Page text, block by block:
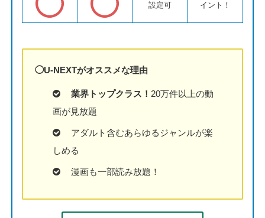
設定可
イント！
◯U-NEXTがオススメな理由
業界トップクラス！ 20万件以上の動
画が見放題
アダルト含むあらゆるジャンルが楽
しめる
漫画も一部読み放題！